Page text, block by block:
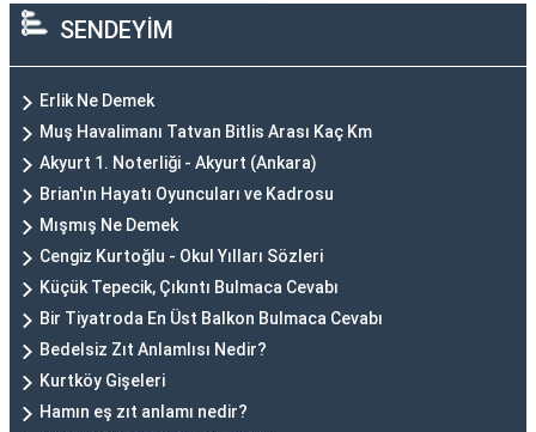
SENDEYİM
Erlik Ne Demek
Muş Havalimanı Tatvan Bitlis Arası Kaç Km
Akyurt 1. Noterliği - Akyurt (Ankara)
Brian'ın Hayatı Oyuncuları ve Kadrosu
Mışmış Ne Demek
Cengiz Kurtoğlu - Okul Yılları Sözleri
Küçük Tepecik, Çıkıntı Bulmaca Cevabı
Bir Tiyatroda En Üst Balkon Bulmaca Cevabı
Bedelsiz Zıt Anlamlısı Nedir?
Kurtköy Gişeleri
Hamın eş zıt anlamı nedir?